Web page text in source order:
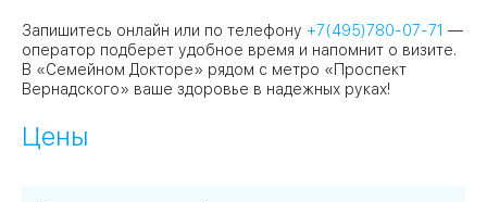
Запишитесь онлайн или по телефону +7(495)780-07-71 —
оператор подберет удобное время и напомнит о визите.
В «Семейном Докторе» рядом с метро «Проспект
Вернадского» ваше здоровье в надежных руках!
Цены